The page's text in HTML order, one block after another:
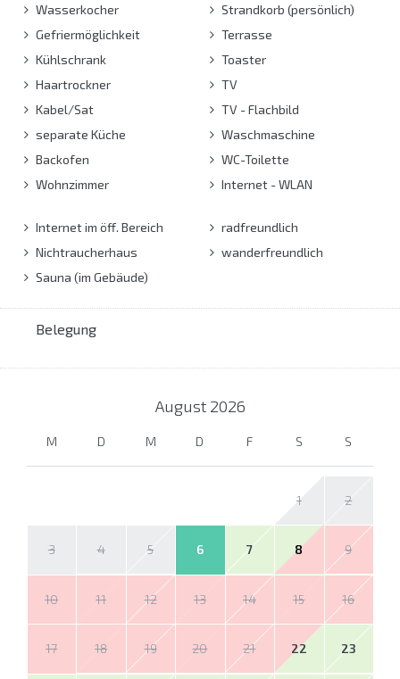
Wasserkocher
Gefriermöglichkeit
Kühlschrank
Haartrockner
Kabel/Sat
separate Küche
Backofen
Wohnzimmer
Strandkorb (persönlich)
Terrasse
Toaster
TV
TV - Flachbild
Waschmaschine
WC-Toilette
Internet - WLAN
Internet im öff. Bereich
Nichtraucherhaus
Sauna (im Gebäude)
radfreundlich
wanderfreundlich
Belegung
August 2026
M D M D F S S
1 2
3 4 5 6 7 8 9
10 11 12 13 14 15 16
17 18 19 20 21 22 23